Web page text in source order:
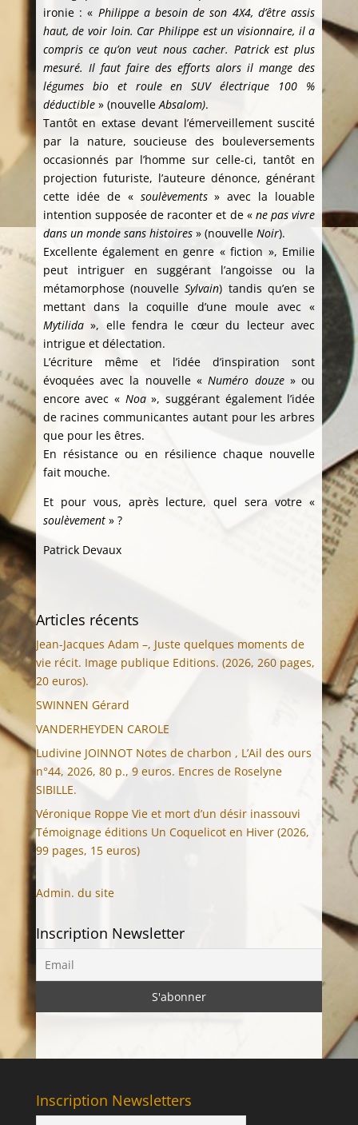
ironie : « Philippe a besoin de son 4X4, d’être assis
haut, de voir loin. Car Philippe est un visionnaire, il a
compris ce qu’on veut nous cacher. Patrick est plus
mesuré. Il faut faire des efforts alors il mange des
légumes bio et roule en SUV électrique 100 %
déductible» (nouvelleAbsalom).
Tantôt en extase devant l’émerveillement suscité
par la nature, soucieuse des bouleversements
occasionnés par l’homme sur celle-ci, tantôt en
projection futuriste, l’auteure dénonce, générant
cette idée de « soulèvements» avec la louable
intention supposée de raconter et de « ne pas vivre
dans un monde sans histoires» (nouvelle Noir).
Excellente également en genre « fiction », Emilie
peut intriguer en suggérant l’angoisse ou la
métamorphose (nouvelleSylvain) tandis qu’en se
mettant dans la coquille d’une moule avec «
Mytilida», elle fendra le cœur du lecteur avec
intrigue et délectation.
L’écriture même et l’idée d’inspiration sont
évoquées avec la nouvelle «Numéro douze» ou
encore avec « Noa», suggérant également l’idée
de racines communicantes autant pour les arbres
que pour les êtres.
En résistance ou en résilience chaque nouvelle
fait mouche.
Et pour vous, après lecture, quel sera votre «
soulèvement» ?
Patrick Devaux
Articles récents
Jean-Jacques Adam –, Juste quelques moments de
vie récit. Image publique Editions. (2026, 260 pages,
20 euros).
SWINNEN Gérard
VANDERHEYDEN CAROLE
Ludivine JOINNOT Notes de charbon , L’Ail des ours
n°44, 2026, 80 p., 9 euros. Encres de Roselyne
SIBILLE.
Véronique Roppe Vie et mort d’un désir inassouvi
Témoignage éditions Un Coquelicot en Hiver (2026,
99 pages, 15 euros)
Admin. du site
Inscription Newsletter
Inscription Newsletters